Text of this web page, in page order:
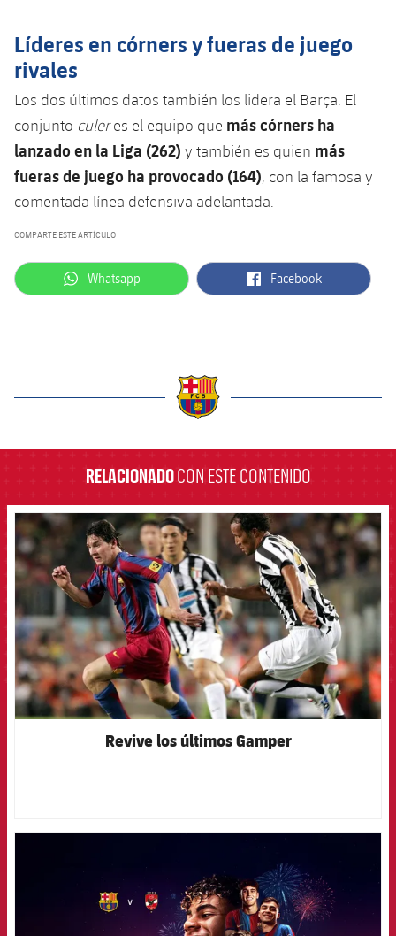
Líderes en córners y fueras de juego
rivales
Los dos últimos datos también los lidera el Barça. El
conjunto culeres el equipo que más córners ha
lanzado en la Liga (262) y también es quien más
fueras de juego ha provocado (164), con la famosa y
comentada línea defensiva adelantada.
COMPARTE ESTE ARTÍCULO
label.aria.whatsapp
Whatsapp label.aria.facebook
Facebook
RELACIONADOCON ESTE CONTENIDO
FCB Barcelona badge
Revive los últimos Gamper